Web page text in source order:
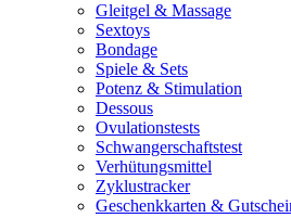
Gleitgel & Massage
Sextoys
Bondage
Spiele & Sets
Potenz & Stimulation
Dessous
Ovulationstests
Schwangerschaftstest
Verhütungsmittel
Zyklustracker
Geschenkkarten &